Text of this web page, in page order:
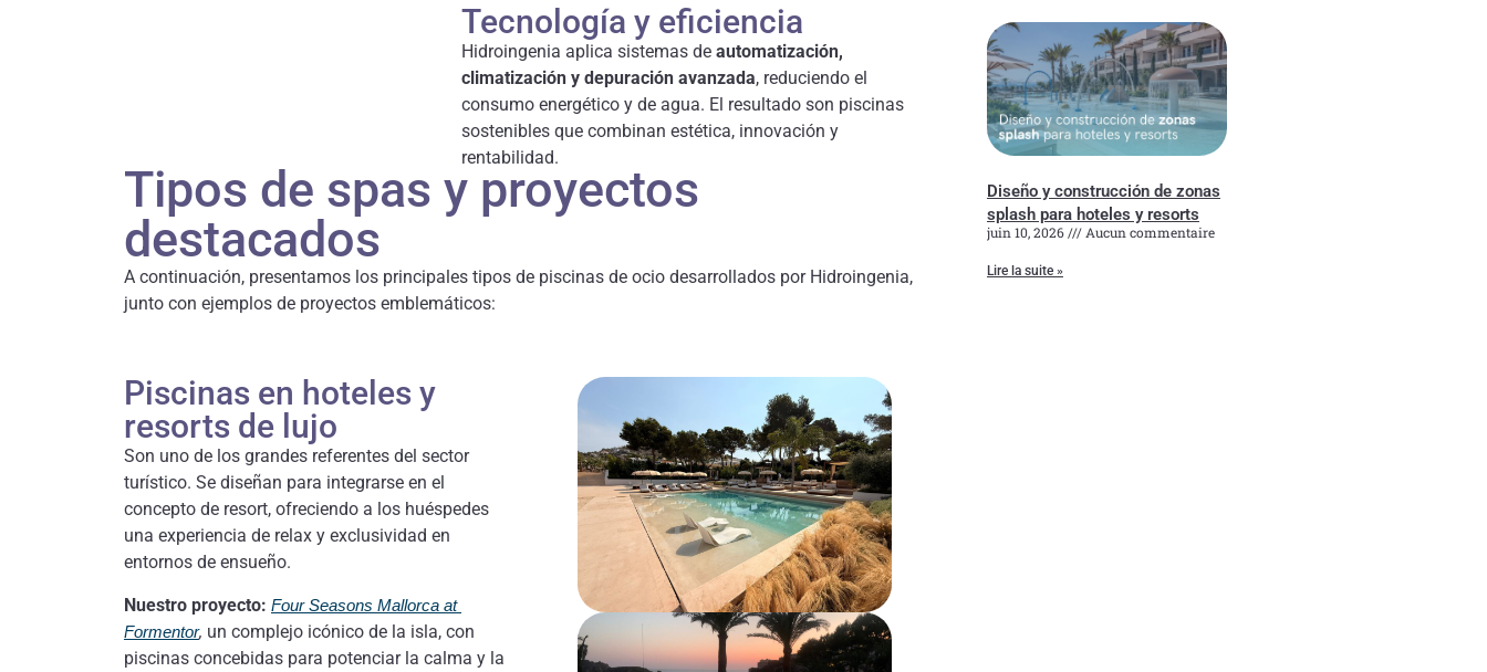
Tecnología y eficiencia
Hidroingenia aplica sistemas de automatización,
climatización y depuración avanzada, reduciendo el
consumo energético y de agua. El resultado son piscinas
sostenibles que combinan estética, innovación y
rentabilidad.
Tipos de spas y proyectos
destacados
A continuación, presentamos los principales tipos de piscinas de ocio desarrollados por Hidroingenia,
junto con ejemplos de proyectos emblemáticos:
Piscinas en hoteles y
resorts de lujo
Son uno de los grandes referentes del sector
turístico. Se diseñan para integrarse en el
concepto de resort, ofreciendo a los huéspedes
una experiencia de relax y exclusividad en
entornos de ensueño.
Nuestro proyecto: Four Seasons Mallorca at
Formentor, un complejo icónico de la isla, con
piscinas concebidas para potenciar la calma y la
Diseño y construcción de zonas
splash para hoteles y resorts
juin 10, 2026 Aucun commentaire
Lire la suite »